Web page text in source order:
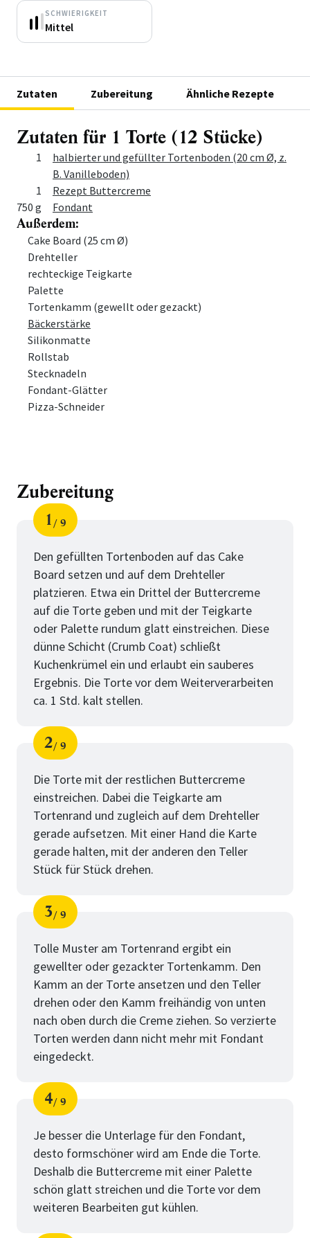
SCHWIERIGKEIT
Mittel
Zutaten Zubereitung Ähnliche Rezepte
Zutaten für 1 Torte (12 Stücke)
Menge Zutat
1
halbierter und gefüllter Tortenboden (20 cm Ø, z.
B. Vanilleboden)
1
Rezept Buttercreme
750 g
Fondant
Außerdem:
MengeZutat
Cake Board (25 cm Ø)
Drehteller
rechteckige Teigkarte
Palette
Tortenkamm (gewellt oder gezackt)
Bäckerstärke
Silikonmatte
Rollstab
Stecknadeln
Fondant-Glätter
Pizza-Schneider
Zubereitung
Schritt
1
von
9
Den gefüllten Tortenboden auf das Cake
Board setzen und auf dem Drehteller
platzieren. Etwa ein Drittel der Buttercreme
auf die Torte geben und mit der Teigkarte
oder Palette rundum glatt einstreichen. Diese
dünne Schicht (Crumb Coat) schließt
Kuchenkrümel ein und erlaubt ein sauberes
Ergebnis. Die Torte vor dem Weiterverarbeiten
ca. 1 Std. kalt stellen.
Schritt
2
von
9
Die Torte mit der restlichen Buttercreme
einstreichen. Dabei die Teigkarte am
Tortenrand und zugleich auf dem Drehteller
gerade aufsetzen. Mit einer Hand die Karte
gerade halten, mit der anderen den Teller
Stück für Stück drehen.
Schritt
3
von
9
Tolle Muster am Tortenrand ergibt ein
gewellter oder gezackter Tortenkamm. Den
Kamm an der Torte ansetzen und den Teller
drehen oder den Kamm freihändig von unten
nach oben durch die Creme ziehen. So verzierte
Torten werden dann nicht mehr mit Fondant
eingedeckt.
Schritt
4
von
9
Je besser die Unterlage für den Fondant,
desto formschöner wird am Ende die Torte.
Deshalb die Buttercreme mit einer Palette
schön glatt streichen und die Torte vor dem
weiteren Bearbeiten gut kühlen.